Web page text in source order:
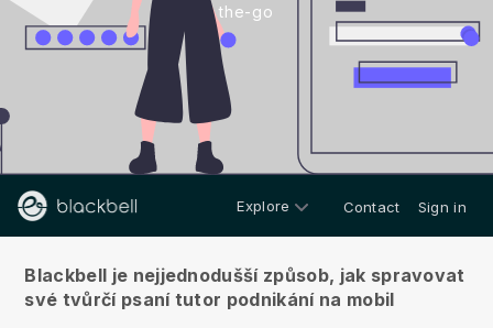
the-go
Explore Contact Sign in
Blackbell je nejjednodušší způsob, jak spravovat
své tvůrčí psaní tutor podnikání na mobil